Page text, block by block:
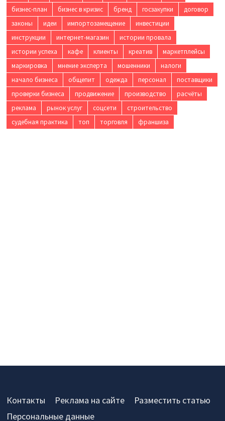
бизнес-план
бизнес в кризис бренд госзакупки
договор
законы
идеи импортозамещение
инвестиции
инструкции
интернет-магазин
истории провала
истории успеха
кафе клиенты креатив
маркетплейсы
маркировка
мнение эксперта мошенники
налоги
начало бизнеса
общепит одежда персонал
поставщики
проверки бизнеса
продвижение производство
расчёты
реклама
рынок услуг соцсети
строительство
судебная практика
топ торговля франшиза
Контакты Реклама на сайте
Разместить статью
Персональные данные